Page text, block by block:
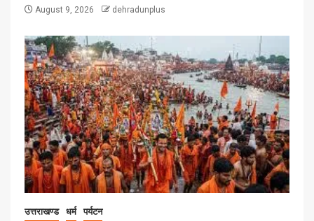
August 9, 2026 dehradunplus
उत्तराखण्ड धर्म पर्यटन